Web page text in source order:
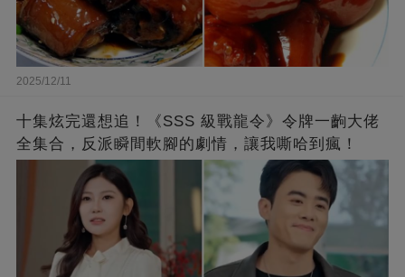
2025/12/11
十集炫完還想追！《SSS 級戰龍令》令牌一齣大佬
全集合，反派瞬間軟腳的劇情，讓我嘶哈到瘋！